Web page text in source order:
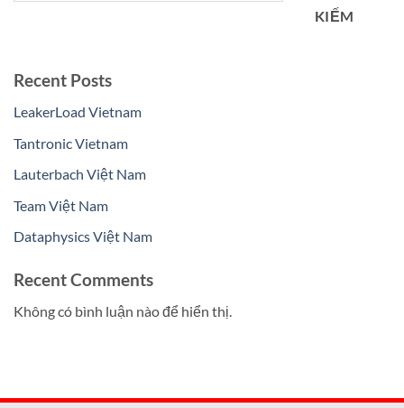
KIẾM
Recent Posts
LeakerLoad Vietnam
Tantronic Vietnam
Lauterbach Việt Nam
Team Việt Nam
Dataphysics Việt Nam
Recent Comments
Không có bình luận nào để hiển thị.